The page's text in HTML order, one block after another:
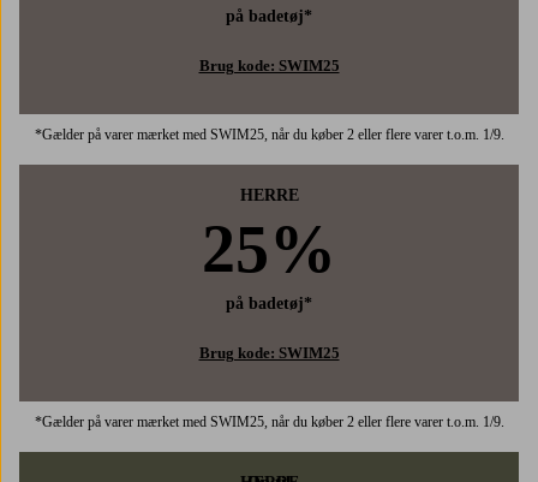
på badetøj*
Brug kode: SWIM25
*Gælder på varer mærket med SWIM25, når du køber 2 eller flere varer t.o.m. 1/9.
HERRE
25%
på badetøj*
Brug kode: SWIM25
*Gælder på varer mærket med SWIM25, når du køber 2 eller flere varer t.o.m. 1/9.